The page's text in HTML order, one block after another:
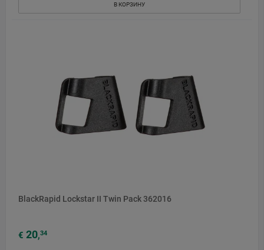
В КОРЗИНУ
BlackRapid Lockstar II Twin Pack 362016
€ 20,34